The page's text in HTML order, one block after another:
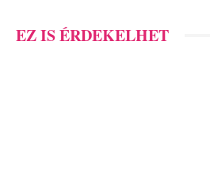
EZ IS ÉRDEKELHET